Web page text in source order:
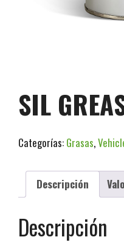
SIL
Categorías: Grasas,
Descripción
Descripción